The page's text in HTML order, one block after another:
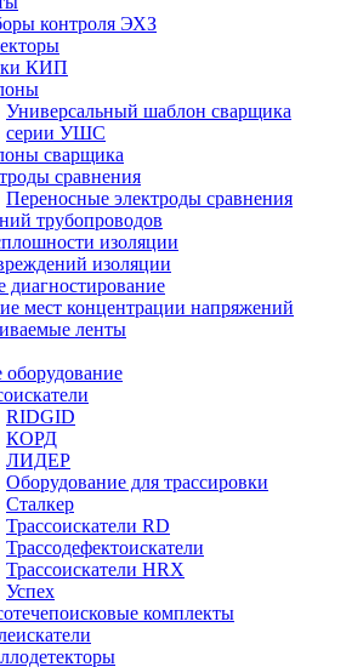
контроля ЭХЗ
КИП
Универсальный шаблон сварщика
серии УШС
сварщика
сравнения
Переносные электроды сравнения
трубопроводов
изоляции
изоляции
диагностирование
мест концентрации напряжений
ленты
оборудование
RIDGID
КОРД
ЛИДЕР
Оборудование для трассировки
Сталкер
Трасcоискатели RD
Трассодефектоискатели
Трассоискатели HRX
Успех
комплекты